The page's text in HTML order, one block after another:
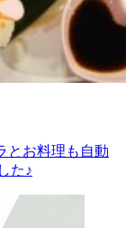
とお料理も自動
た♪